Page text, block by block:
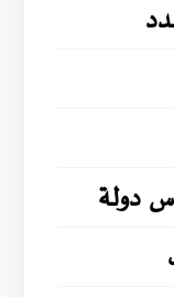
دولة